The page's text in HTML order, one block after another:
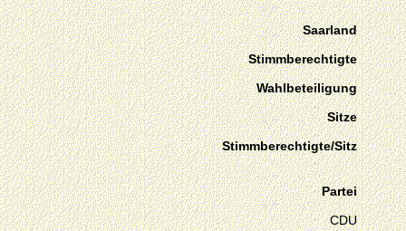
Saarland
Stimmberechtigte
Wahlbeteiligung
Sitze
Stimmberechtigte/Sitz
Partei
CDU